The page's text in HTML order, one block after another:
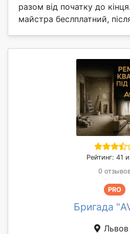
разом від початку до
майстра беслплатний,
Рейтинг: 41
0
PRO
Бригада
Львов